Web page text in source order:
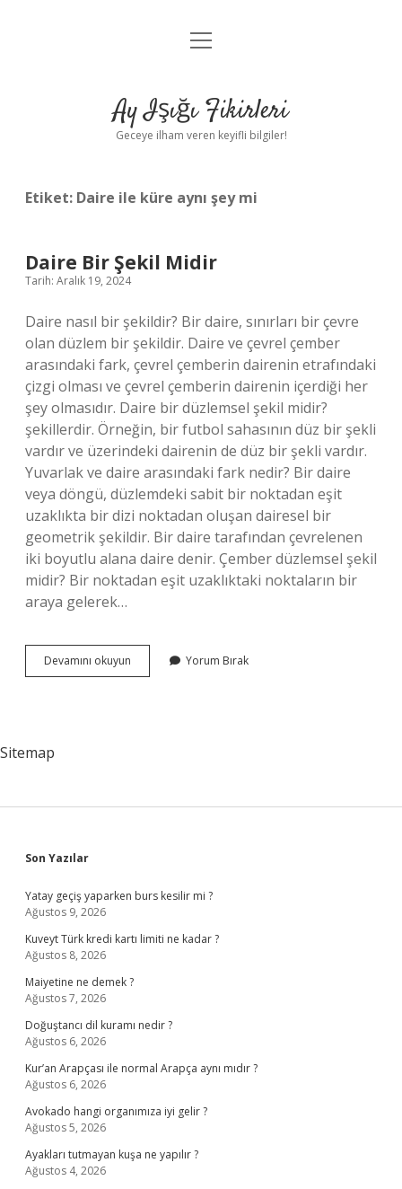
Anasayfa
Yasal Uyarı
menüyü
Ay Işığı Fikirleri
Geceye ilham veren keyifli bilgiler!
Etiket: Daire ile küre aynı şey mi
Daire Bir Şekil Midir
Tarih: Aralık 19, 2024
Daire nasıl bir şekildir? Bir daire, sınırları bir çevre
olan düzlem bir şekildir. Daire ve çevrel çember
arasındaki fark, çevrel çemberin dairenin etrafındaki
çizgi olması ve çevrel çemberin dairenin içerdiği her
şey olmasıdır. Daire bir düzlemsel şekil midir?
şekillerdir. Örneğin, bir futbol sahasının düz bir şekli
vardır ve üzerindeki dairenin de düz bir şekli vardır.
Yuvarlak ve daire arasındaki fark nedir? Bir daire
veya döngü, düzlemdeki sabit bir noktadan eşit
uzaklıkta bir dizi noktadan oluşan dairesel bir
geometrik şekildir. Bir daire tarafından çevrelenen
iki boyutlu alana daire denir. Çember düzlemsel şekil
midir? Bir noktadan eşit uzaklıktaki noktaların bir
araya gelerek…
Devamını okuyun
Bir
Yorum Bırak
Sitemap
Sidebar
Son Yazılar
Yatay geçiş yaparken burs kesilir mi ?
Ağustos 9, 2026
Kuveyt Türk kredi kartı limiti ne kadar ?
Ağustos 8, 2026
Maiyetine ne demek ?
Ağustos 7, 2026
Doğuştancı dil kuramı nedir ?
Ağustos 6, 2026
Kur’an Arapçası ile normal Arapça aynı mıdır ?
Ağustos 6, 2026
Avokado hangi organımıza iyi gelir ?
Ağustos 5, 2026
Ayakları tutmayan kuşa ne yapılır ?
Ağustos 4, 2026